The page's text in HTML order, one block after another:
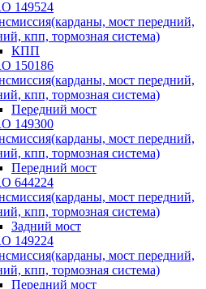
149524
мост передний,
кпп, тормозная система)
КПП
150186
мост передний,
кпп, тормозная система)
Передний мост
149300
мост передний,
кпп, тормозная система)
Передний мост
644224
мост передний,
кпп, тормозная система)
Задний мост
149224
мост передний,
кпп, тормозная система)
Передний мост